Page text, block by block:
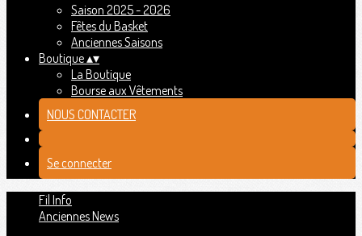
Saison 2025 - 2026
Fêtes du Basket
Anciennes Saisons
Boutique▴▾
La Boutique
Bourse aux Vêtements
NOUS CONTACTER
Se connecter
Fil Info
Anciennes News